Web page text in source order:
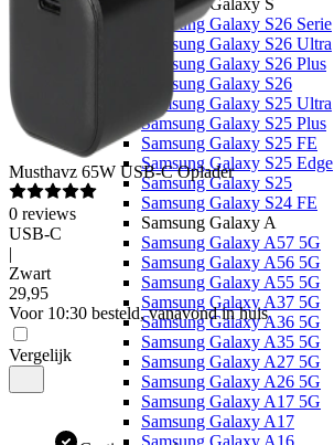
Samsung Galaxy S
Samsung Galaxy S26 Serie
Samsung Galaxy S26 Ultra
Samsung Galaxy S26 Plus
Samsung Galaxy S26
Samsung Galaxy S25 Ultra
Samsung Galaxy S25 Plus
Samsung Galaxy S25 FE
Samsung Galaxy S25 Edge
Samsung Galaxy S25
Samsung Galaxy S24 FE
Samsung Galaxy A
Samsung Galaxy A57 5G
Samsung Galaxy A56 5G
Samsung Galaxy A55 5G
Samsung Galaxy A37 5G
Samsung Galaxy A36 5G
Samsung Galaxy A35 5G
Samsung Galaxy A27 5G
Samsung Galaxy A26 5G
Samsung Galaxy A17 5G
Samsung Galaxy A17
Samsung Galaxy A16
Musthavz 65W USB-C Oplader
0 reviews
USB-C
|
Zwart
29,95
Voor 10:30 besteld, vanavond in huis
Vergelijk